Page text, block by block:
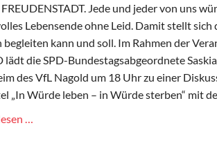
Jede und jeder von uns
Lebensende ohne Leid. Damit stellt sich
begleiten kann und soll. Im Rahmen der
lädt die SPD-Bundestagsabgeordnete
des VfL Nagold um 18 Uhr zu einer
„In Würde leben – in Würde sterben“ mit
…